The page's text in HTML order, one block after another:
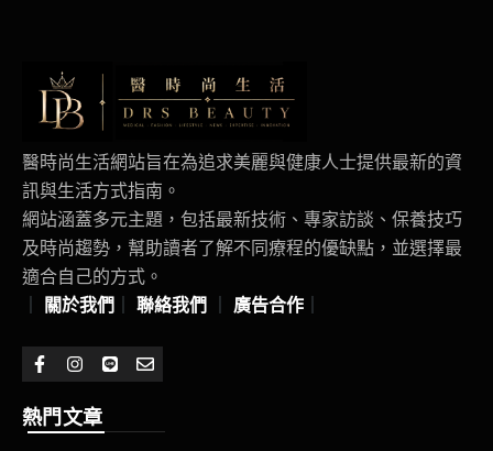
醫時尚生活網站旨在為追求美麗與健康人士提供最新的資
訊與生活方式指南。
網站涵蓋多元主題，包括最新技術、專家訪談、保養技巧
及時尚趨勢，幫助讀者了解不同療程的優缺點，並選擇最
適合自己的方式。
關於我們 聯絡我們 廣告合作
熱門文章